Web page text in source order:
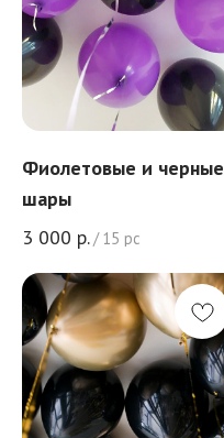
Фиолетовые и черные
шары
3 000 р. / 15 pc